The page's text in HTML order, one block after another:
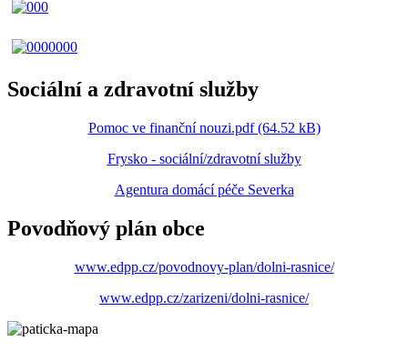
Sociální a zdravotní služby
Pomoc ve finanční nouzi.pdf (64.52 kB)
Frysko - sociální/zdravotní služby
Agentura domácí péče Severka
Povodňový plán obce
www.edpp.cz/povodnovy-plan/dolni-rasnice/
www.edpp.cz/zarizeni/dolni-rasnice/